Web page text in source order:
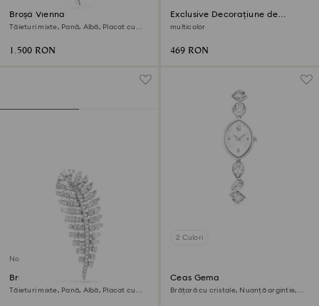
Broșă Vienna
Tăieturi mixte, Pană, Albă, Placat cu
1.500 RON
Exclusive Decorațiune de
sărbătoare
multicolor
469 RON
Nou
Broșă Vienna
Tăieturi mixte, Pană, Albă, Placat cu
2 Culori
Ceas Gema
Brățară cu cristale, Nuanță argintie,